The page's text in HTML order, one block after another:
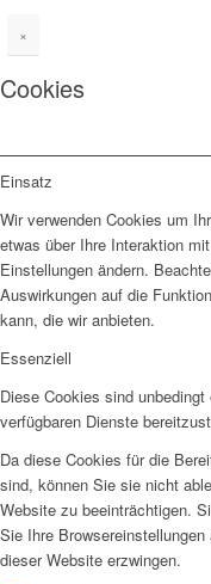
×
Cookies
Einsatz
Wir verwenden Cookies um
etwas über Ihre Interaktion
Einstellungen ändern.
Auswirkungen auf die
kann, die wir anbieten.
Essenziell
Diese Cookies sind
verfügbaren Dienste
Da diese Cookies für die
sind, können Sie sie nicht
Website zu beeinträchtigen.
Sie Ihre
dieser Website erzwingen.